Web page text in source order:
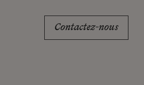
Contactez-nous